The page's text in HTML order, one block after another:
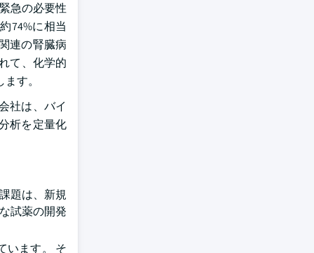
急の必要性
74%に相当
連の腎臓病
て、化学的
す。
社は、バイ
析を定量化
題は、新規
試薬の開発
います。 そ